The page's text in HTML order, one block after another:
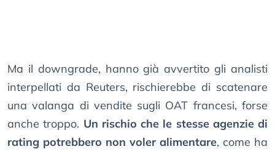
Ma il downgrade, hanno già avvertito gli analisti
interpellati da Reuters, rischierebbe di scatenare
una valanga di vendite sugli OAT francesi, forse
anche troppo. Un rischio che le stesse agenzie di
rating potrebbero non voler alimentare, come ha